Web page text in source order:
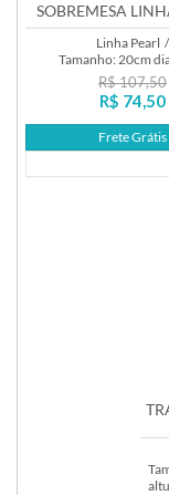
SOBREMESA
REF 2672
Linha Pearl /
Tamanho: 20cm
R$ 107,50
R$ 74,50
Frete Grátis